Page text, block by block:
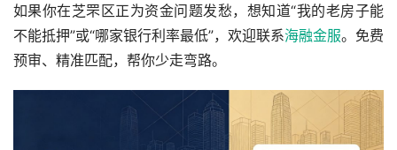
如果你在芝罘区正为资金问题发愁，想知道“我的老房子能
不能抵押”或“哪家银行利率最低”，欢迎联系海融金服。免费
预审、精准匹配，帮你少走弯路。